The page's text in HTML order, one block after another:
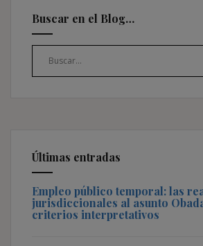
Buscar en el Blog…
Últimas entradas
Empleo público temporal: las
jurisdiccionales al asunto
criterios interpretativos